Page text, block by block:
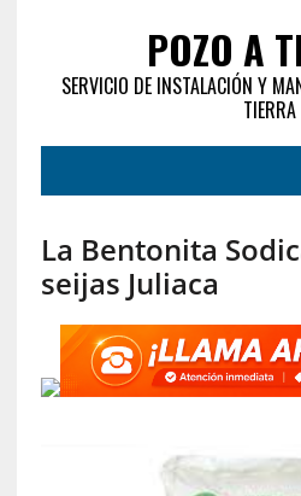
POZO A
SERVICIO DE INSTALACIÓN Y
TIERRA
La Bentonita
seijas Juliaca